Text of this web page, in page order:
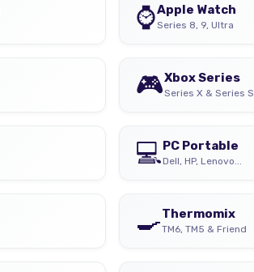
⌚Apple Watch
Series 8, 9, Ultra
🎮Xbox Series
Series X & Series S
💻PC Portable
Dell, HP, Lenovo...
🍳Thermomix
TM6, TM5 & Friend